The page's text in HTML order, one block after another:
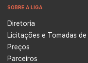
SOBRE A LIGA
Diretoria
Licitações e Tomadas de
Preços
Parceiros